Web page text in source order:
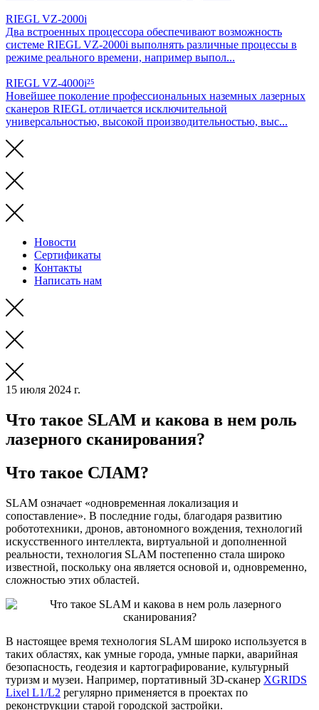
RIEGL VZ-2000i
Два встроенных процессора обеспечивают возможность
системе RIEGL VZ-2000i выполнять различные процессы в
режиме реального времени, например выпол...
RIEGL VZ-4000i²⁵
Новейшее поколение профессиональных наземных лазерных
сканеров RIEGL отличается исключительной
универсальностью, высокой производительностью, выс...
Новости
Сертификаты
Контакты
Написать нам
15 июля 2024 г.
Что такое SLAM и какова в нем роль
лазерного сканирования?
Что такое СЛАМ?
SLAM означает «одновременная локализация и
сопоставление». В последние годы, благодаря развитию
робототехники, дронов, автономного вождения, технологий
искусственного интеллекта, виртуальной и дополненной
реальности, технология SLAM постепенно стала широко
известной, поскольку она является основой и, одновременно,
сложностью этих областей.
В настоящее время технология SLAM широко используется в
таких областях, как умные города, умные парки, аварийная
безопасность, геодезия и картографирование, культурный
туризм и музеи. Например, портативный 3D-сканер XGRIDS
Lixel L1/L2 регулярно применяется в проектах по
реконструкции старой городской застройки.